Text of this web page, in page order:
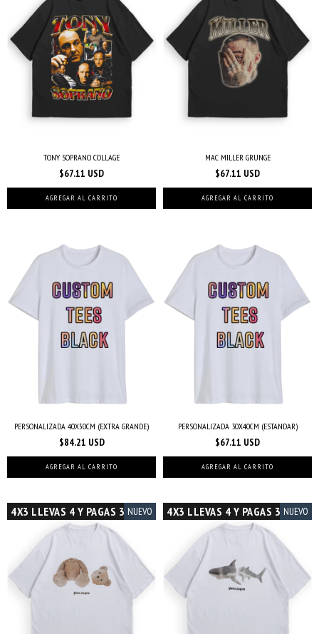
TONY SOPRANO COLLAGE
$67.11 USD
AGREGAR AL CARRITO
MAC MILLER GRUNGE
$67.11 USD
AGREGAR AL CARRITO
PERSONALIZADA 40X50CM (EXTRA GRANDE)
$84.21 USD
AGREGAR AL CARRITO
PERSONALIZADA 30X40CM (ESTANDAR)
$67.11 USD
AGREGAR AL CARRITO
4X3 LLEVAS 4 Y PAGAS 3 NUEVO 4X3 LLEVAS 4 Y PAGAS 3 NUEVO